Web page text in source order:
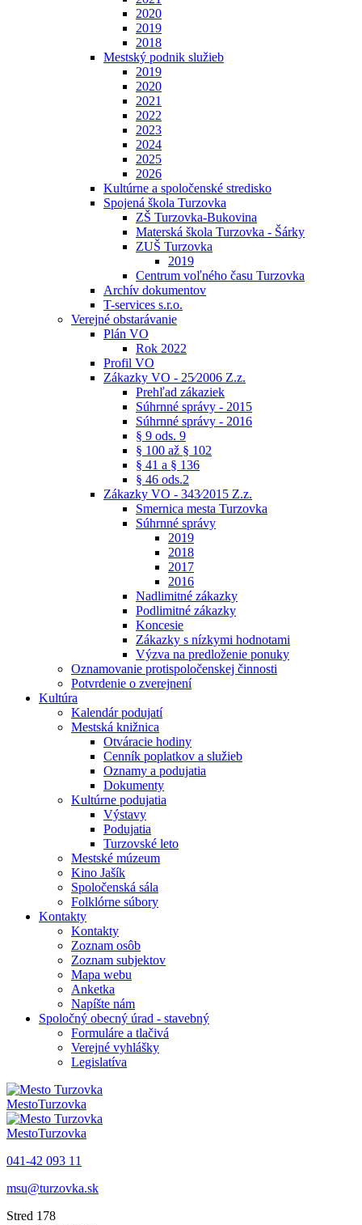
2020
2019
2018
Mestský podnik služieb
2019
2020
2021
2022
2023
2024
2025
2026
Kultúrne a spoločenské stredisko
Spojená škola Turzovka
ZŠ Turzovka-Bukovina
Materská škola Turzovka - Šárky
ZUŠ Turzovka
2019
Centrum voľného času Turzovka
Archív dokumentov
T-services s.r.o.
Verejné obstarávanie
Plán VO
Rok 2022
Profil VO
Zákazky VO - 25⁄2006 Z.z.
Prehľad zákaziek
Súhrnné správy - 2015
Súhrnné správy - 2016
§ 9 ods. 9
§ 100 až § 102
§ 41 a § 136
§ 46 ods.2
Zákazky VO - 343⁄2015 Z.z.
Smernica mesta Turzovka
Súhrnné správy
2019
2018
2017
2016
Nadlimitné zákazky
Podlimitné zákazky
Koncesie
Zákazky s nízkymi hodnotami
Výzva na predloženie ponuky
Oznamovanie protispoločenskej činnosti
Potvrdenie o zverejnení
Kultúra
Kalendár podujatí
Mestská knižnica
Otváracie hodiny
Cenník poplatkov a služieb
Oznamy a podujatia
Dokumenty
Kultúrne podujatia
Výstavy
Podujatia
Turzovské leto
Mestské múzeum
Kino Jašík
Spoločenská sála
Folklórne súbory
Kontakty
Kontakty
Zoznam osôb
Zoznam subjektov
Mapa webu
Anketka
Napíšte nám
Spoločný obecný úrad - stavebný
Formuláre a tlačivá
Verejné vyhlášky
Legislatíva
MestoTurzovka
MestoTurzovka
041-42 093 11
msu@turzovka.sk
Stred 178